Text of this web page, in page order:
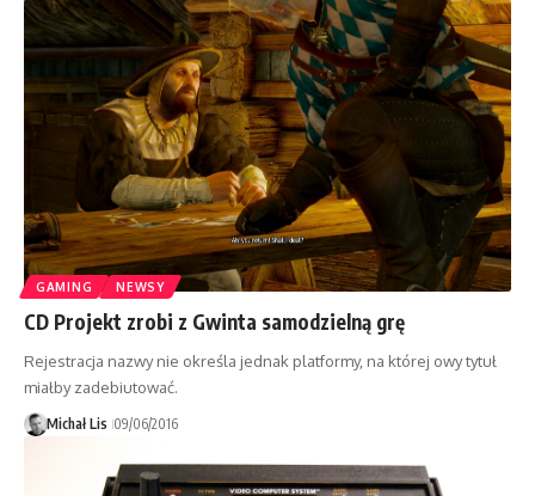
GAMING NEWSY
CD Projekt zrobi z Gwinta samodzielną grę
Rejestracja nazwy nie określa jednak platformy, na której owy tytuł
miałby zadebiutować.
Michał Lis 09/06/2016